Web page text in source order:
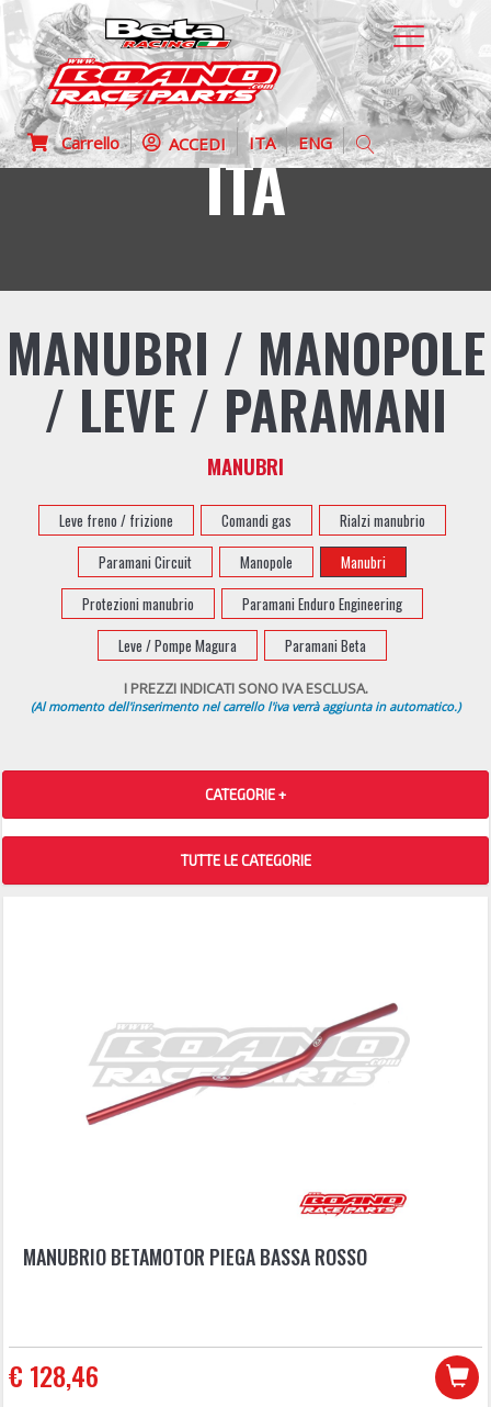
Carrello ACCEDI ITA ENG
ITA
MANUBRI / MANOPOLE
/ LEVE / PARAMANI
MANUBRI
Leve freno / frizione Comandi gas
Rialzi manubrio
Paramani Circuit
Manopole
Manubri
Protezioni manubrio
Paramani Enduro Engineering
Leve / Pompe Magura
Paramani Beta
I PREZZI INDICATI SONO IVA ESCLUSA.
(Al momento dell'inserimento nel carrello l'iva verrà aggiunta in automatico.)
CATEGORIE +
TUTTE LE CATEGORIE
MANUBRIO BETAMOTOR PIEGA BASSA ROSSO
€ 128,46